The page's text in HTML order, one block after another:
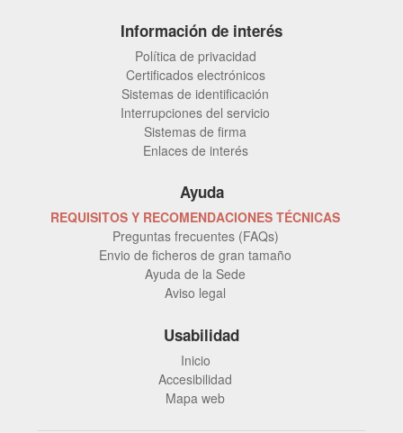
Información de interés
Política de privacidad
Certificados electrónicos
Sistemas de identificación
Interrupciones del servicio
Sistemas de firma
Enlaces de interés
Ayuda
REQUISITOS Y RECOMENDACIONES TÉCNICAS
Preguntas frecuentes (FAQs)
Envio de ficheros de gran tamaño
Ayuda de la Sede
Aviso legal
Usabilidad
Inicio
Accesibilidad
Mapa web